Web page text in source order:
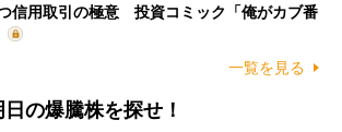
信用取引の極意 投資コミック「俺がカブ番
一覧を見る
の爆騰株を探せ！